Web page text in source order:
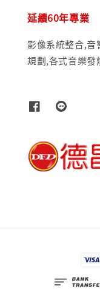
延續60年專業
影像系統整合,音
規劃,各式音樂發